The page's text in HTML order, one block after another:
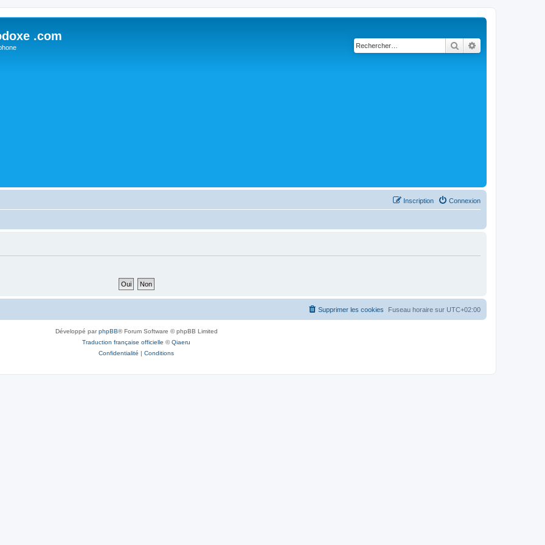
.com
Rechercher
Connexion
Inscription
Fuseau horaire sur UTC+02:00
Supprimer les cookies
Développé parphpBB® Forum Software © phpBB Limited
Traduction française officielle ©Qiaeru
Confidentialité | Conditions